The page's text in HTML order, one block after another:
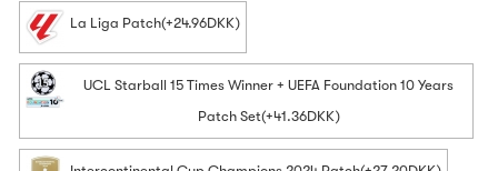
La Liga Patch(+24.96DKK)
UCL Starball 15 Times Winner + UEFA Foundation 10 Years
Patch Set(+41.36DKK)